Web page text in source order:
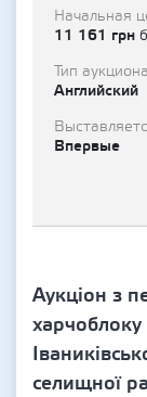
Начальная
11 161 грн
Тип аукциона
Английский
Впервые
Аукціон з
селищної